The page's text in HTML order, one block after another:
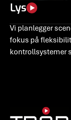
Lys
Vi planlegger
fokus på
kontrollsystemer